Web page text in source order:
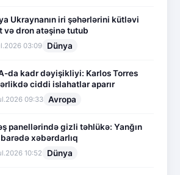
Ukraynanın iri şəhərlərini kütləvi
və dron atəşinə tutub
03:09 Dünya
da kadr dəyişikliyi: Karlos Torres
ciddi islahatlar aparır
09:33 Avropa
panellərində gizli təhlükə: Yanğın
xəbərdarlıq
10:52 Dünya